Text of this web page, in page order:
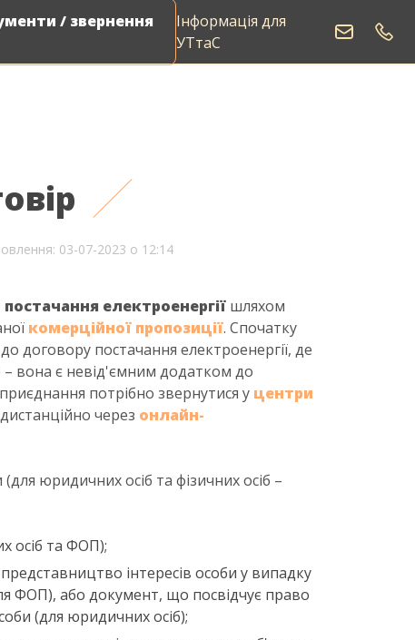
/ звернення
Інформація для
УТтаС
03-07-2023 о 12:14
постачання електроенергії шляхом
комерційної пропозиції. Спочатку
договору постачання електроенергії, де
– вона є невід'ємним додатком до
потрібно звернутися у центри
дистанційно через онлайн-
(для юридичних осіб та фізичних осіб –
осіб та ФОП);
інтересів особи у випадку
ФОП), або документ, що посвідчує право
(для юридичних осіб);